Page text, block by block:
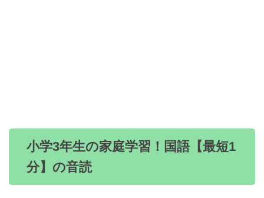
小学3年生の家庭学習！国語【最短1
分】の音読